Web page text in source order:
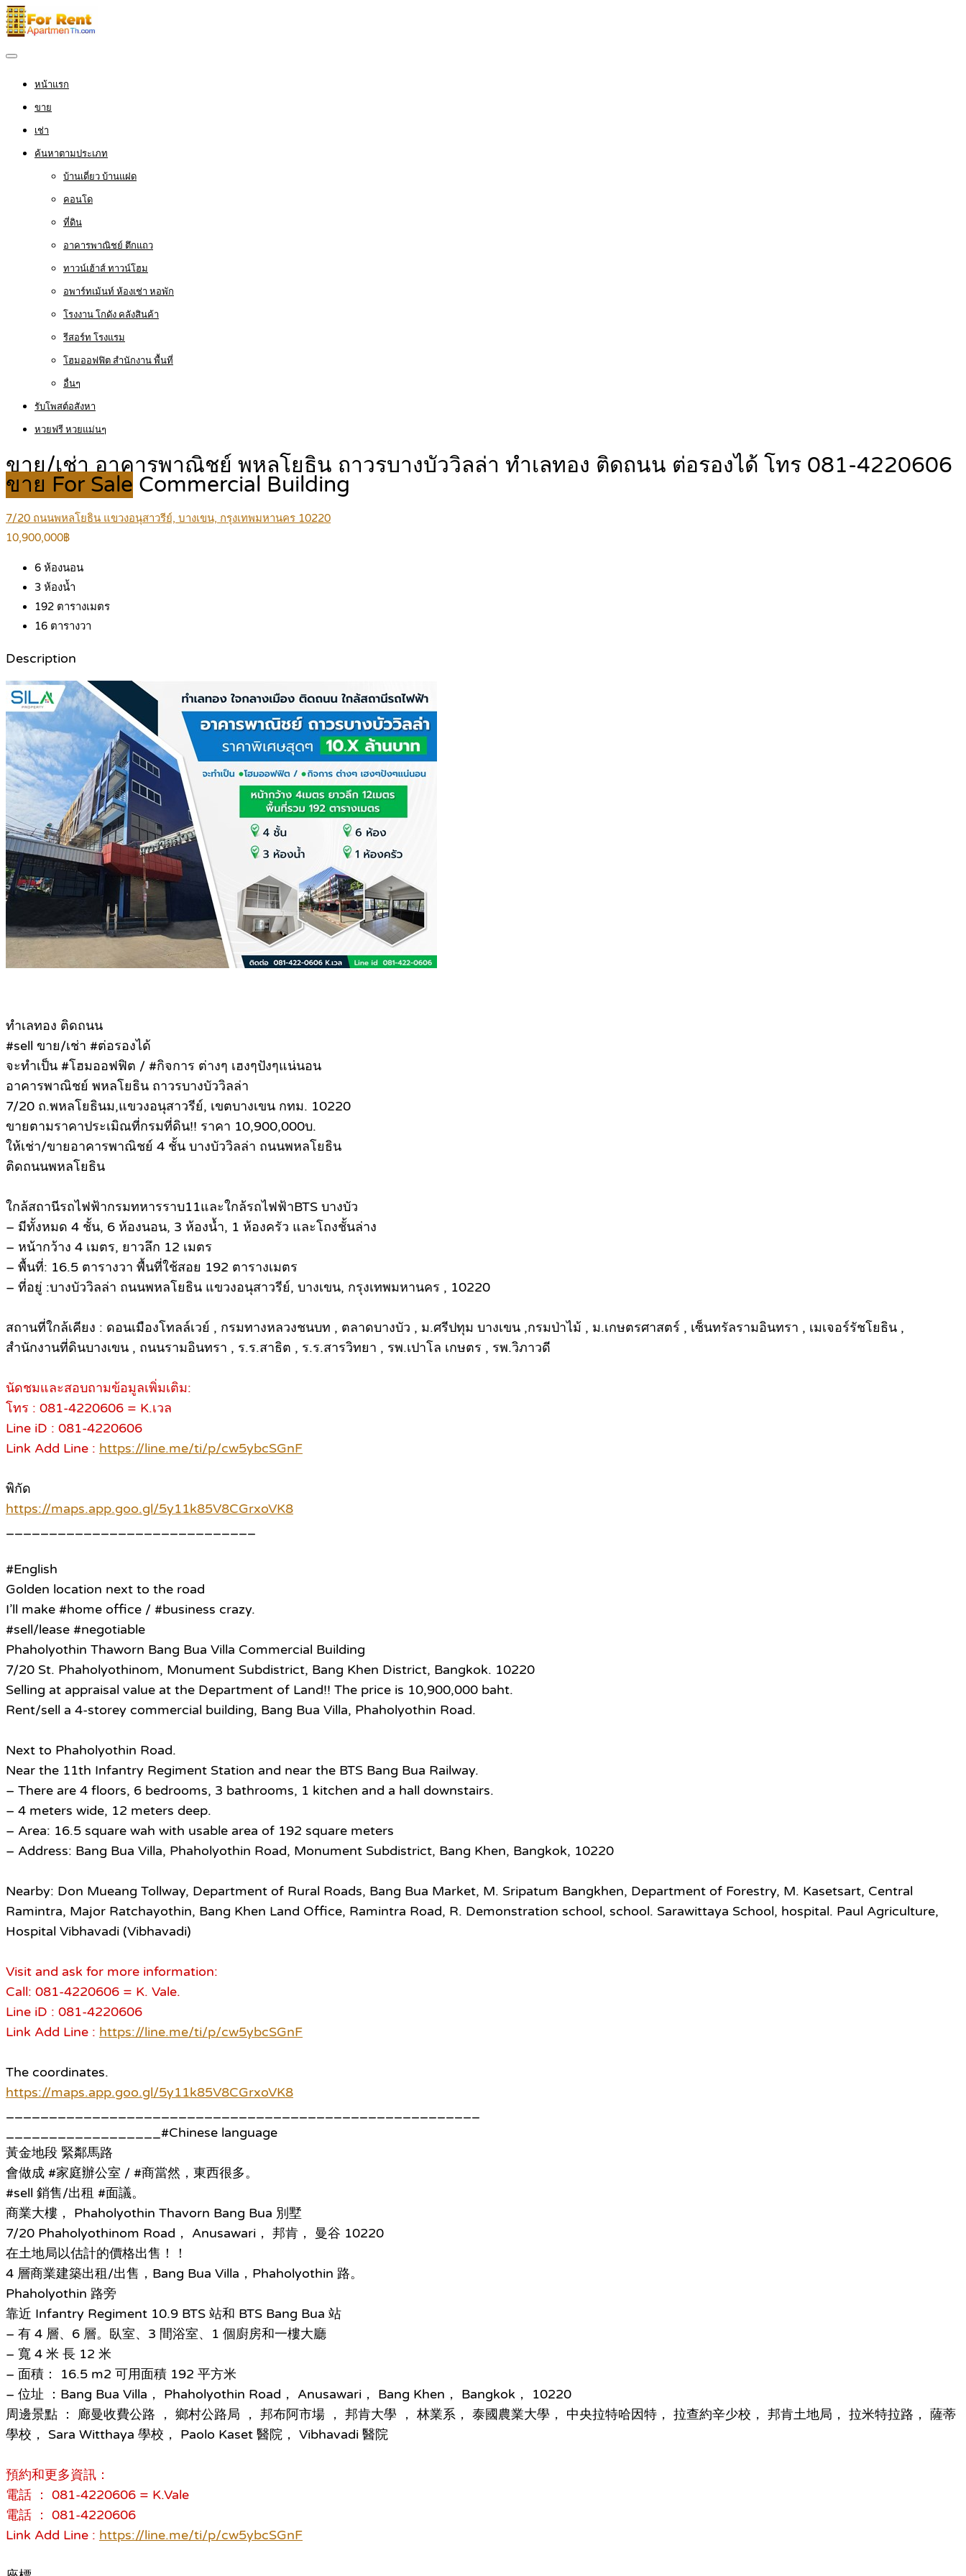
หน้าแรก
ขาย
เช่า
ค้นหาตามประเภท
บ้านเดี่ยว บ้านแฝด
คอนโด
ที่ดิน
อาคารพาณิชย์ ตึกแถว
ทาวน์เฮ้าส์ ทาวน์โฮม
อพาร์ทเม้นท์ ห้องเช่า หอพัก
โรงงาน โกดัง คลังสินค้า
รีสอร์ท โรงแรม
โฮมออฟฟิต สำนักงาน พื้นที่
อื่นๆ
รับโพสต์อสังหา
หวยฟรี หวยแม่นๆ
ขาย/เช่า อาคารพาณิชย์ พหลโยธิน ถาวรบางบัววิลล่า ทำเลทอง ติดถนน ต่อรองได้ โทร 081-4220606
ขาย For Sale Commercial Building
7/20 ถนนพหลโยธิน แขวงอนุสาวรีย์, บางเขน, กรุงเทพมหานคร 10220
10,900,000฿
6 ห้องนอน
3 ห้องน้ำ
192 ตารางเมตร
16 ตารางวา
Description
ทำเลทอง ติดถนน
#sell ขาย/เช่า #ต่อรองได้
จะทำเป็น #โฮมออฟฟิต / #กิจการ ต่างๆ เฮงๆปังๆแน่นอน
อาคารพาณิชย์ พหลโยธิน ถาวรบางบัววิลล่า
7/20 ถ.พหลโยธินม,แขวงอนุสาวรีย์, เขตบางเขน กทม. 10220
ขายตามราคาประเมิณที่กรมที่ดิน!! ราคา 10,900,000บ.
ให้เช่า/ขายอาคารพาณิชย์ 4 ชั้น บางบัววิลล่า ถนนพหลโยธิน
ติดถนนพหลโยธิน
ใกล้สถานีรถไฟฟ้ากรมทหารราบ11และใกล้รถไฟฟ้าBTS บางบัว
– มีทั้งหมด 4 ชั้น, 6 ห้องนอน, 3 ห้องน้ำ, 1 ห้องครัว และโถงชั้นล่าง
– หน้ากว้าง 4 เมตร, ยาวลึก 12 เมตร
– พื้นที่: 16.5 ตารางวา พื้นที่ใช้สอย 192 ตารางเมตร
– ที่อยู่ :บางบัววิลล่า ถนนพหลโยธิน แขวงอนุสาวรีย์, บางเขน, กรุงเทพมหานคร , 10220
สถานที่ใกล้เคียง : ดอนเมืองโทลล์เวย์ , กรมทางหลวงชนบท , ตลาดบางบัว , ม.ศรีปทุม บางเขน ,กรมป่าไม้ , ม.เกษตรศาสตร์ , เซ็นทรัลรามอินทรา , เมเจอร์รัชโยธิน ,
สำนักงานที่ดินบางเขน , ถนนรามอินทรา , ร.ร.สาธิต , ร.ร.สารวิทยา , รพ.เปาโล เกษตร , รพ.วิภาวดี
นัดชมและสอบถามข้อมูลเพิ่มเติม:
โทร : 081-4220606 = K.เวล
Line iD : 081-4220606
Link Add Line : https://line.me/ti/p/cw5ybcSGnF
พิกัด
https://maps.app.goo.gl/5y11k85V8CGrxoVK8
#English
Golden location next to the road
I’ll make #home office / #business crazy.
#sell/lease #negotiable
Phaholyothin Thaworn Bang Bua Villa Commercial Building
7/20 St. Phaholyothinom, Monument Subdistrict, Bang Khen District, Bangkok. 10220
Selling at appraisal value at the Department of Land!! The price is 10,900,000 baht.
Rent/sell a 4-storey commercial building, Bang Bua Villa, Phaholyothin Road.
Next to Phaholyothin Road.
Near the 11th Infantry Regiment Station and near the BTS Bang Bua Railway.
– There are 4 floors, 6 bedrooms, 3 bathrooms, 1 kitchen and a hall downstairs.
– 4 meters wide, 12 meters deep.
– Area: 16.5 square wah with usable area of 192 square meters
– Address: Bang Bua Villa, Phaholyothin Road, Monument Subdistrict, Bang Khen, Bangkok, 10220
Nearby: Don Mueang Tollway, Department of Rural Roads, Bang Bua Market, M. Sripatum Bangkhen, Department of Forestry, M. Kasetsart, Central
Ramintra, Major Ratchayothin, Bang Khen Land Office, Ramintra Road, R. Demonstration school, school. Sarawittaya School, hospital. Paul Agriculture,
Hospital Vibhavadi (Vibhavadi)
Visit and ask for more information:
Call: 081-4220606 = K. Vale.
Line iD : 081-4220606
Link Add Line : https://line.me/ti/p/cw5ybcSGnF
The coordinates.
https://maps.app.goo.gl/5y11k85V8CGrxoVK8
__________________#Chinese language
黃金地段 緊鄰馬路
會做成 #家庭辦公室 / #商當然，東西很多。
#sell 銷售/出租 #面議。
商業大樓， Phaholyothin Thavorn Bang Bua 別墅
7/20 Phaholyothinom Road， Anusawari， 邦肯， 曼谷 10220
在土地局以估計的價格出售！！
4 層商業建築出租/出售，Bang Bua Villa，Phaholyothin 路。
Phaholyothin 路旁
靠近 Infantry Regiment 10.9 BTS 站和 BTS Bang Bua 站
– 有 4 層、6 層。臥室、3 間浴室、1 個廚房和一樓大廳
– 寬 4 米 長 12 米
– 面積： 16.5 m2 可用面積 192 平方米
– 位址 ：Bang Bua Villa， Phaholyothin Road， Anusawari， Bang Khen， Bangkok， 10220
周邊景點 ： 廊曼收費公路 ， 鄉村公路局 ， 邦布阿市場 ， 邦肯大學 ， 林業系， 泰國農業大學， 中央拉特哈因特， 拉查約辛少校， 邦肯土地局， 拉米特拉路， 薩蒂
學校， Sara Witthaya 學校， Paolo Kaset 醫院， Vibhavadi 醫院
預約和更多資訊：
電話 ： 081-4220606 = K.Vale
電話 ： 081-4220606
Link Add Line : https://line.me/ti/p/cw5ybcSGnF